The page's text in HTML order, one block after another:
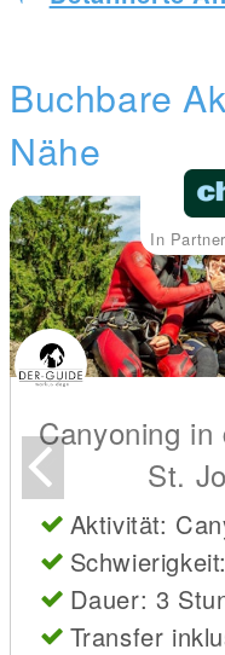
Buchbare
Nähe
In
Canyoning
St.
Aktivität:
Dauer: 3
Transfer